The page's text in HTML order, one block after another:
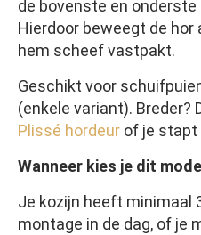
de bovenste en onderste
Hierdoor beweegt de hor
hem scheef vastpakt.
Geschikt voor
(enkele variant). Breder?
Plissé hordeur of je stapt
Wanneer kies je dit
Je kozijn heeft minimaal
montage in de dag, of je